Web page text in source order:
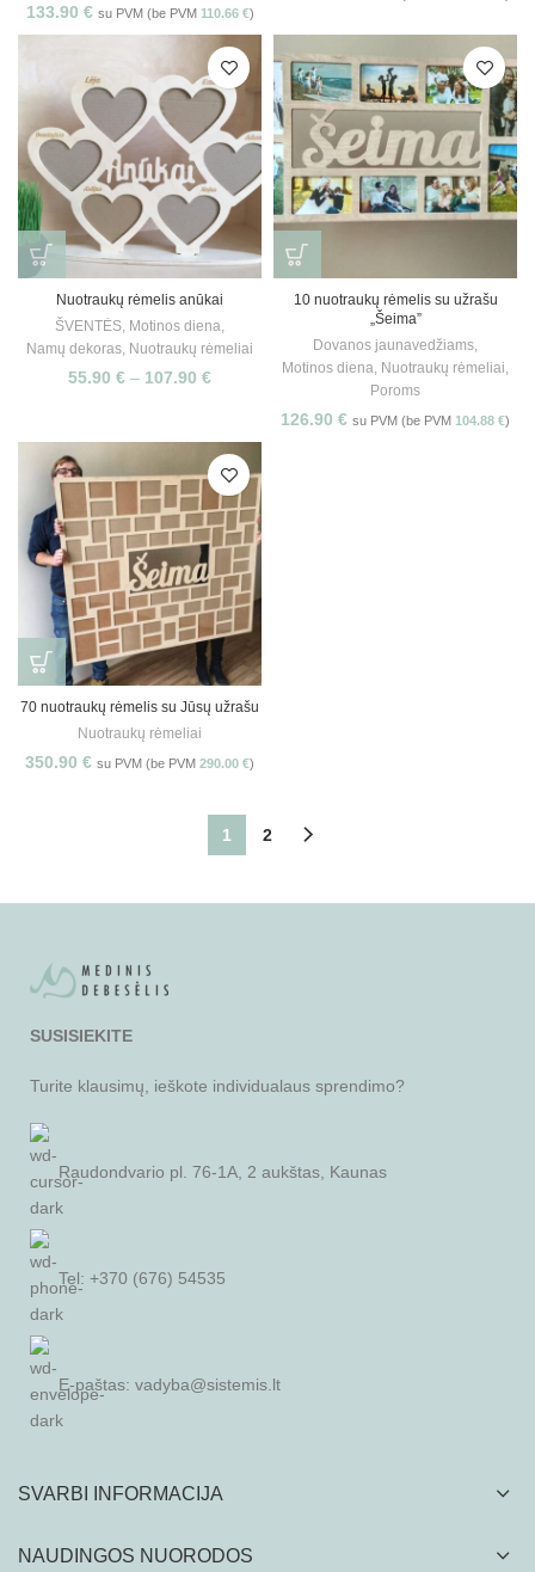
133.90 € su PVM (be PVM 110.66 €)
Nuotraukų rėmelis anūkai
ŠVENTĖS, Motinos diena,
Namų dekoras, Nuotraukų rėmeliai
55.90 € – 107.90 €
10 nuotraukų rėmelis su užrašu
„Šeima”
Dovanos jaunavedžiams,
Motinos diena, Nuotraukų rėmeliai,
Poroms
126.90 € su PVM (be PVM 104.88 €)
70 nuotraukų rėmelis su Jūsų užrašu
Nuotraukų rėmeliai
350.90 € su PVM (be PVM 290.00 €)
1 2
SUSISIEKITE
Turite klausimų, ieškote individualaus sprendimo?
Raudondvario pl. 76-1A, 2 aukštas, Kaunas
Tel: +370 (676) 54535
E-paštas: vadyba@sistemis.lt
SVARBI INFORMACIJA
NAUDINGOS NUORODOS